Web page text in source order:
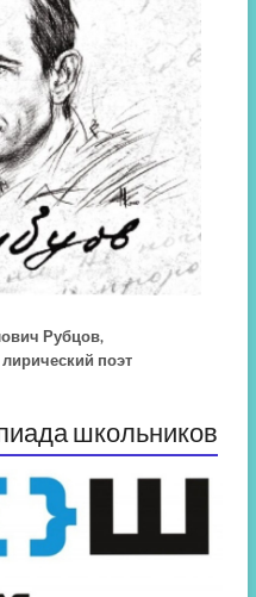
Рубцов,
поэт
школьников